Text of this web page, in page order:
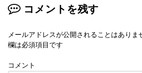
コメントを残す
メールアドレスが公開されることはありま
欄は必須項目です
コメント